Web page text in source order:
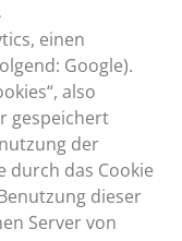
einen
Google).
also
gespeichert
der
durch das Cookie
dieser
Server von